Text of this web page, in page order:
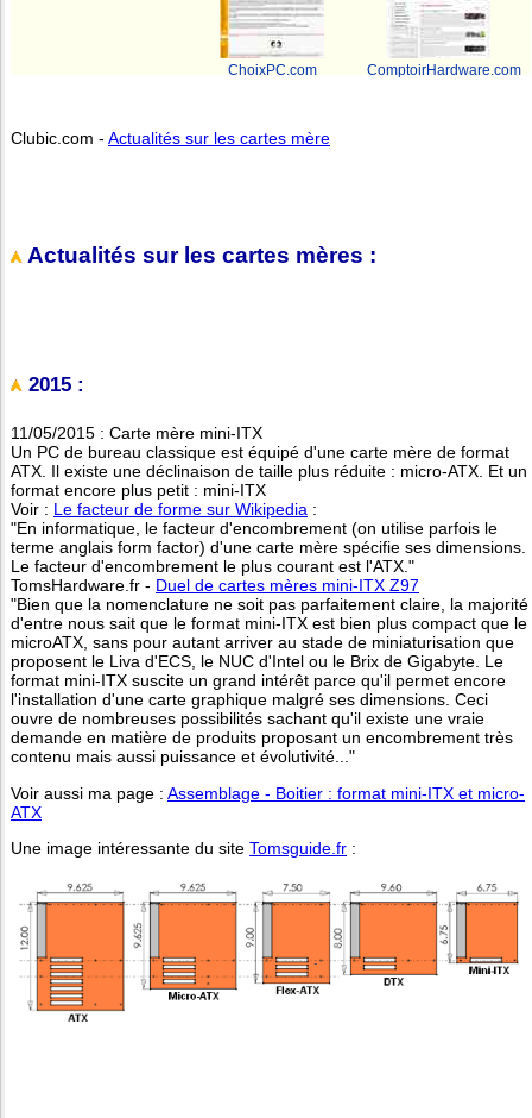
ChoixPC.com ComptoirHardware.com
Clubic.com - Actualités sur les cartes mère
Actualités sur les cartes mères :
2015 :
11/05/2015 : Carte mère mini-ITX
Un PC de bureau classique est équipé d'une carte mère de format
ATX. Il existe une déclinaison de taille plus réduite : micro-ATX. Et un
format encore plus petit : mini-ITX
Voir : Le facteur de forme sur Wikipedia :
"En informatique, le facteur d'encombrement (on utilise parfois le
terme anglais form factor) d'une carte mère spécifie ses dimensions.
Le facteur d'encombrement le plus courant est l'ATX."
TomsHardware.fr - Duel de cartes mères mini-ITX Z97
"Bien que la nomenclature ne soit pas parfaitement claire, la majorité
d'entre nous sait que le format mini-ITX est bien plus compact que le
microATX, sans pour autant arriver au stade de miniaturisation que
proposent le Liva d'ECS, le NUC d'Intel ou le Brix de Gigabyte. Le
format mini-ITX suscite un grand intérêt parce qu'il permet encore
l'installation d'une carte graphique malgré ses dimensions. Ceci
ouvre de nombreuses possibilités sachant qu'il existe une vraie
demande en matière de produits proposant un encombrement très
contenu mais aussi puissance et évolutivité..."
Voir aussi ma page : Assemblage - Boitier : format mini-ITX et micro-
ATX
Une image intéressante du site Tomsguide.fr :